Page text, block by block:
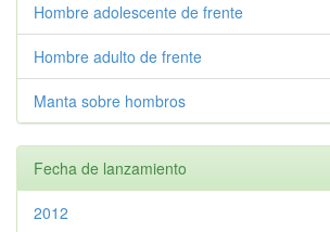
Hombre adolescente de frente
Hombre adulto de frente
Manta sobre hombros
Fecha de lanzamiento
2012